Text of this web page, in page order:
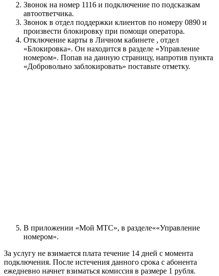
Звонок на номер 1116 и подключение по подсказкам
автоответчика.
Звонок в отдел поддержки клиентов по номеру 0890 и
произвести блокировку при помощи оператора.
Отключение карты в Личном кабинете , отдел
«Блокировка». Он находится в разделе «Управление
номером». Попав на данную страницу, напротив пункта
«Добровольно заблокировать» поставьте отметку.
В приложении «Мой МТС», в разделе««Управление
номером».
За услугу не взимается плата течение 14 дней с момента
подключения. После истечения данного срока с абонента
ежедневно начнет взиматься комиссия в размере 1 рубля.